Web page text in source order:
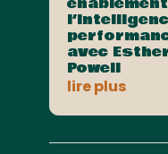
avec
Powell
lire plus